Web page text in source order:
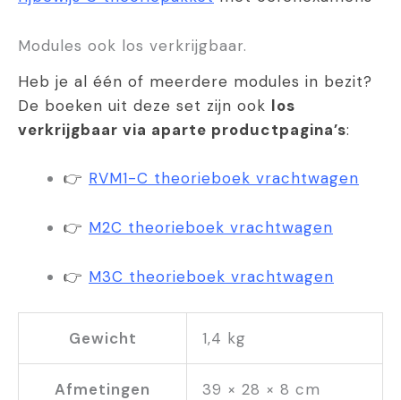
Modules ook los verkrijgbaar.
Heb je al één of meerdere modules in bezit?
De boeken uit deze set zijn ook los
verkrijgbaar via aparte productpagina’s:
👉 RVM1-C theorieboek vrachtwagen
👉 M2C theorieboek vrachtwagen
👉 M3C theorieboek vrachtwagen
Gewicht 1,4 kg
Afmetingen 39 × 28 × 8 cm